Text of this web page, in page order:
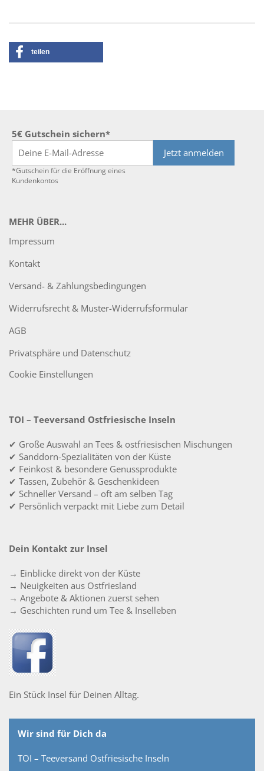
teilen
5€ Gutschein sichern*
Jetzt anmelden
*Gutschein für die Eröffnung eines
Kundenkontos
MEHR ÜBER...
Impressum
Kontakt
Versand- & Zahlungsbedingungen
Widerrufsrecht & Muster-Widerrufsformular
AGB
Privatsphäre und Datenschutz
Cookie Einstellungen
TOI – Teeversand Ostfriesische Inseln
✔ Große Auswahl an Tees & ostfriesischen Mischungen
✔ Sanddorn-Spezialitäten von der Küste
✔ Feinkost & besondere Genussprodukte
✔ Tassen, Zubehör & Geschenkideen
✔ Schneller Versand – oft am selben Tag
✔ Persönlich verpackt mit Liebe zum Detail
Dein Kontakt zur Insel
→ Einblicke direkt von der Küste
→ Neuigkeiten aus Ostfriesland
→ Angebote & Aktionen zuerst sehen
→ Geschichten rund um Tee & Inselleben
Ein Stück Insel für Deinen Alltag.
Wir sind für Dich da
TOI – Teeversand Ostfriesische Inseln